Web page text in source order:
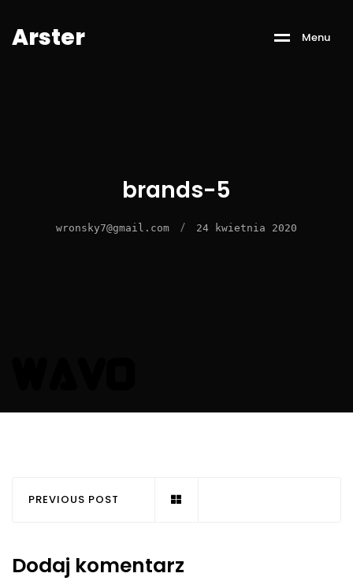
Arster Menu
brands-5
wronsky7@gmail.com / 24 kwietnia 2020
PREVIOUS POST
Dodaj komentarz